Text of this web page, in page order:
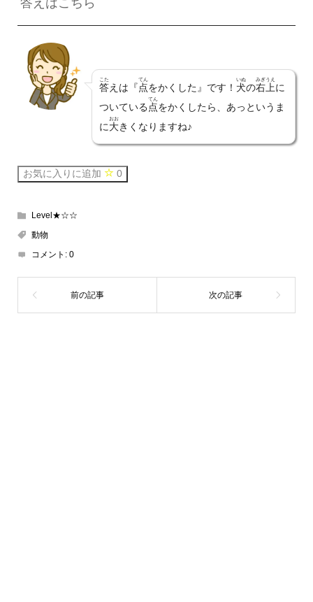
答 えはこちら
答
こた
えは『点
てん
をかくした』です！ 犬
いぬ
の右上
みぎうえ
に
ついている 点
てん
をかくしたら、あっというま
に大
おお
きくなりますね♪
お気に入りに追加 0
Level★☆☆
動物
コメント: 0